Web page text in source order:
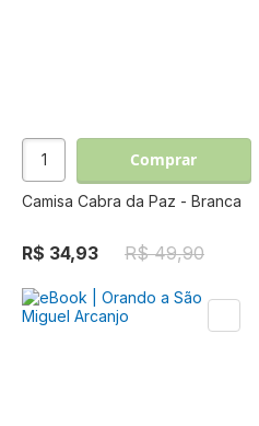
Comprar
Camisa Cabra da Paz - Branca
R$ 34,93 R$ 49,90